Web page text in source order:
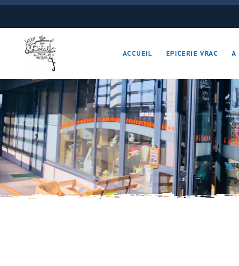
ACCUEIL EPICERIE VRAC
Boulangerie
Boissons
Cave à vins – Bières
Céréales – Graines
Conserves
Cosmétiques
Crèmerie –
A
Boulangerie
Conserves
Cosmétiques
Crèmerie – Charcutaille
Epices et condiments
Farines
Fruits et légumes (Paniers)
Gourmandises sucrées
Hygiène